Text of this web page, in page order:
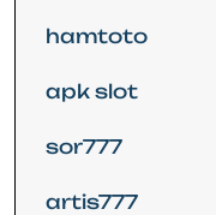
hamtoto
apk slot
sor777
artis777